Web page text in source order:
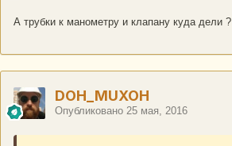
А трубки к манометру и клапану куда дели ?
DOH_MUXOH
Опубликовано 25 мая, 2016